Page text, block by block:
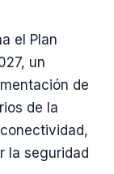
el Plan
un
de
de la
la seguridad